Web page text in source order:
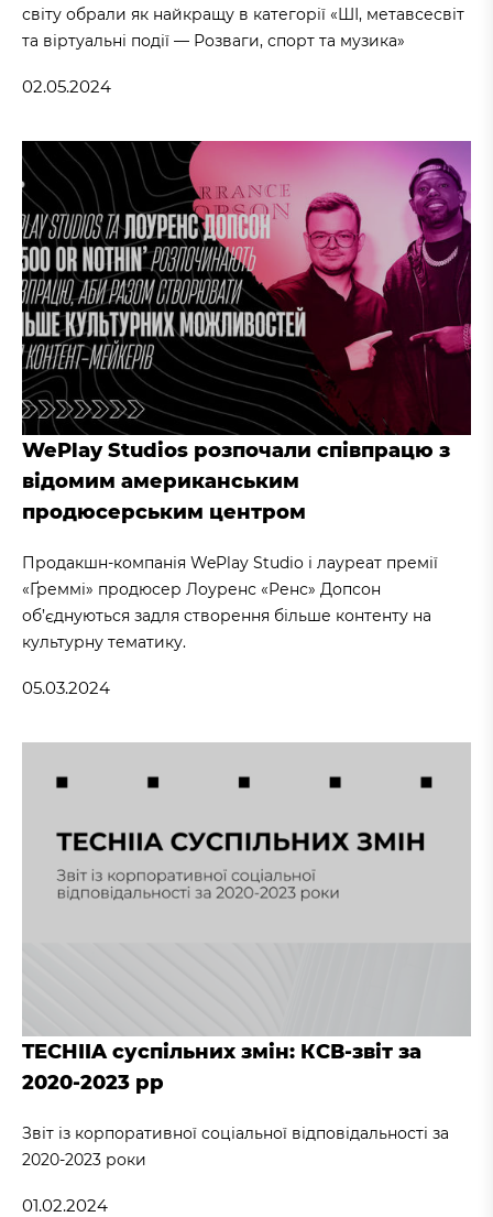
світу обрали як найкращу в категорії «ШІ, метавсесвіт
та віртуальні події — Розваги, спорт та музика»
02.05.2024
WePlay Studios розпочали співпрацю з
відомим американським
продюсерським центром
Продакшн-компанія WePlay Studio і лауреат премії
«Ґреммі» продюсер Лоуренс «Ренс» Допсон
об’єднуються задля створення більше контенту на
культурну тематику.
05.03.2024
TECHIIA суспільних змін: КСВ-звіт за
2020-2023 рр
Звіт із корпоративної соціальної відповідальності за
2020-2023 роки
01.02.2024